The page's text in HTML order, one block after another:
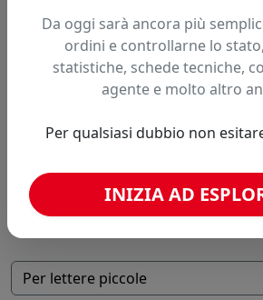
Per lettere piccole
Da oggi sarà ancora più
ordini e controllarne lo
statistiche, schede tecniche,
agente e molto altro
Per qualsiasi dubbio non
INIZIA AD